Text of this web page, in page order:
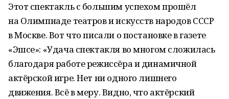
Этот спектакль с большим успехом прошёл
на Олимпиаде театров и искусств народов СССР
в Москве. Вот что писали о постановке в газете
«Эшсе»: «Удача спектакля во многом сложилась
благодаря работе режиссёра и динамичной
актёрской игре. Нет ни одного лишнего
движения. Всё в меру. Видно, что актёрский